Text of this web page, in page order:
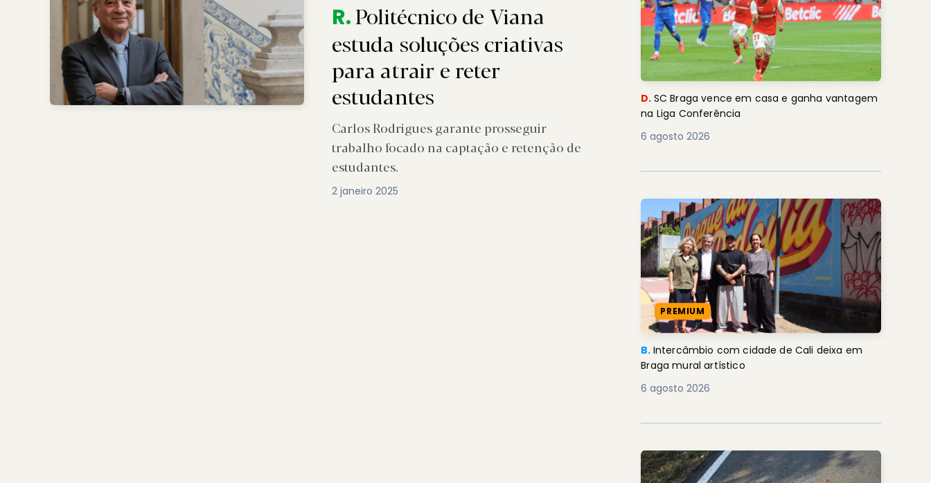
R.Politécnico de Viana
estuda soluções criativas
para atrair e reter
estudantes
Carlos Rodrigues garante prosseguir
trabalho focado na captação e retenção de
estudantes.
2 janeiro 2025
D. SC Braga vence em casa e ganha vantagem
na Liga Conferência
6 agosto 2026
PREMIUM
B. Intercâmbio com cidade de Cali deixa em
Braga mural artístico
6 agosto 2026